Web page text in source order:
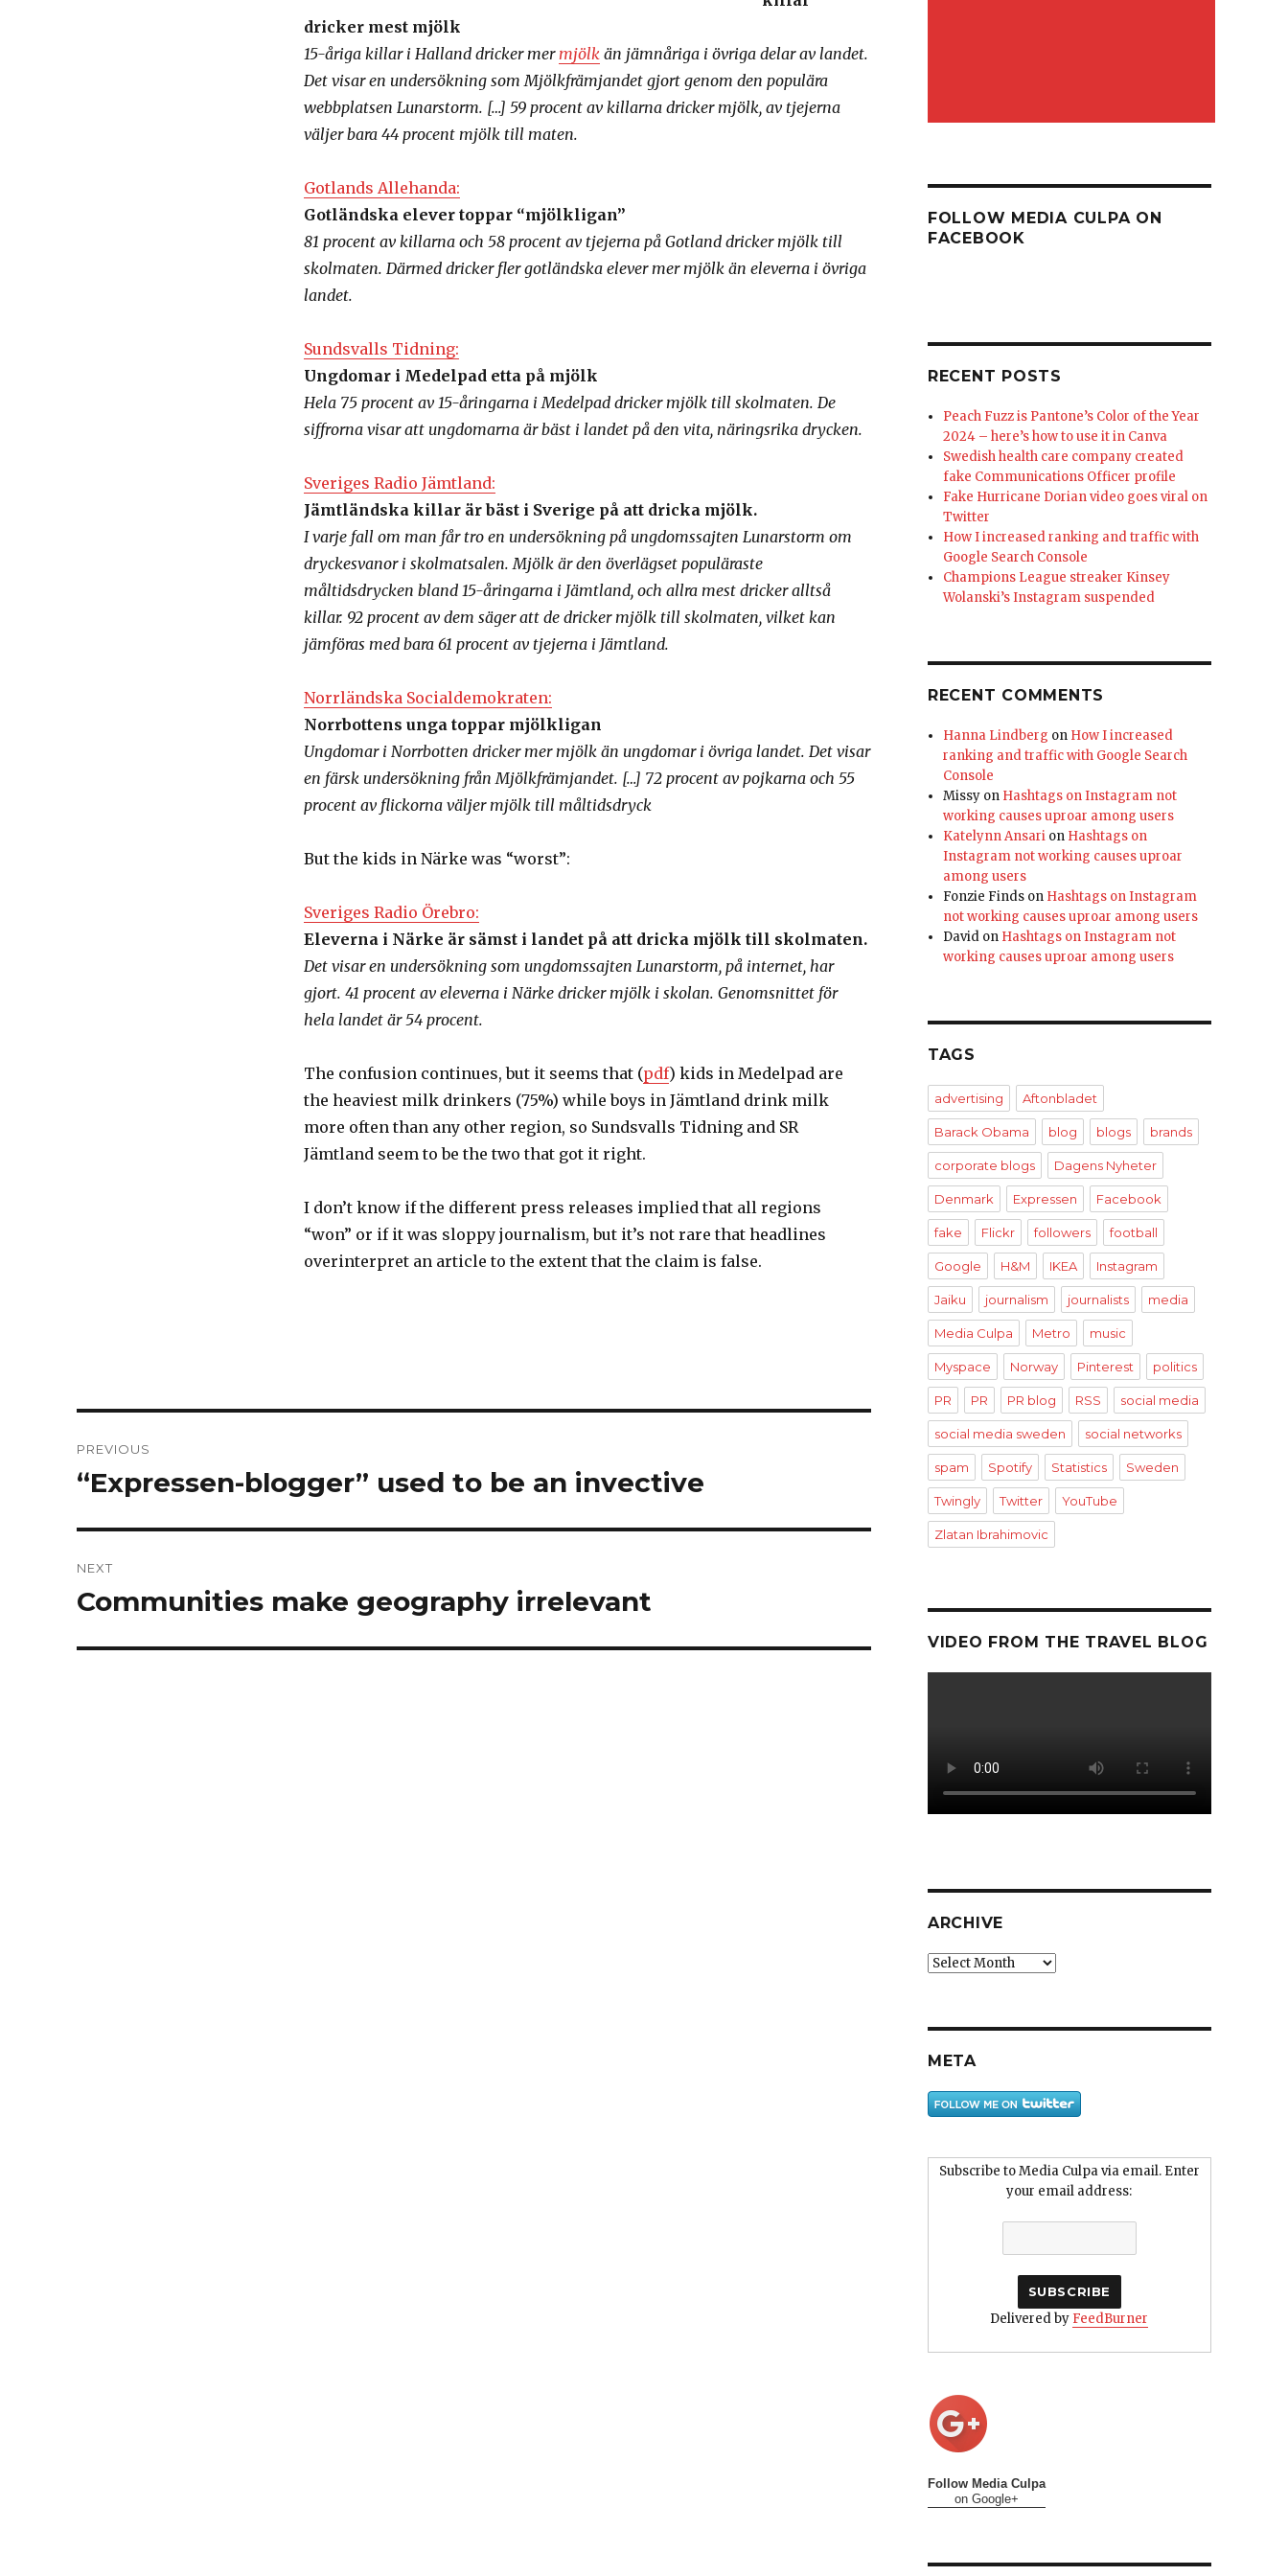
dricker mest mjölk
15-åriga killar i Halland dricker mermjölkän jämnåriga i övriga delar av landet.
Det visar en undersökning som Mjölkfrämjandet gjort genom den populära
webbplatsen Lunarstorm. […] 59 procent av killarna dricker mjölk, av tjejerna
väljer bara 44 procent mjölk till maten.
Gotlands Allehanda:
Gotländska elever toppar “mjölkligan”
81 procent av killarna och 58 procent av tjejerna på Gotland dricker mjölk till
skolmaten. Därmed dricker fler gotländska elever mer mjölk än eleverna i övriga
landet.
Sundsvalls Tidning:
Ungdomar i Medelpad etta på mjölk
Hela 75 procent av 15-åringarna i Medelpad dricker mjölk till skolmaten. De
siffrorna visar att ungdomarna är bäst i landet på den vita, näringsrika drycken.
Sveriges Radio Jämtland:
Jämtländska killar är bäst i Sverige på att dricka mjölk.
I varje fall om man får tro en undersökning på ungdomssajten Lunarstorm om
dryckesvanor i skolmatsalen. Mjölk är den överlägset populäraste
måltidsdrycken bland 15-åringarna i Jämtland, och allra mest dricker alltså
killar. 92 procent av dem säger att de dricker mjölk till skolmaten, vilket kan
jämföras med bara 61 procent av tjejerna i Jämtland.
Norrländska Socialdemokraten:
Norrbottens unga toppar mjölkligan
Ungdomar i Norrbotten dricker mer mjölk än ungdomar i övriga landet. Det visar
en färsk undersökning från Mjölkfrämjandet. […] 72 procent av pojkarna och 55
procent av flickorna väljer mjölk till måltidsdryck
But the kids in Närke was “worst”:
Sveriges Radio Örebro:
Eleverna i Närke är sämst i landet på att dricka mjölk till skolmaten.
Det visar en undersökning som ungdomssajten Lunarstorm, på internet, har
gjort. 41 procent av eleverna i Närke dricker mjölk i skolan. Genomsnittet för
hela landet är 54 procent.
The confusion continues, but it seems that (pdf) kids in Medelpad are
the heaviest milk drinkers (75%) while boys in Jämtland drink milk
more often than any other region, so Sundsvalls Tidning and SR
Jämtland seem to be the two that got it right.
I don’t know if the different press releases implied that all regions
“won” or if it was sloppy journalism, but it’s not rare that headlines
overinterpret an article to the extent that the claim is false.
navigation
PREVIOUS
Previous
“Expressen-blogger” used to be an invective
NEXT
Next
Communities make geography irrelevant
FOLLOW MEDIA CULPA ON
FACEBOOK
RECENT POSTS
Peach Fuzz is Pantone’s Color of the Year
2024 – here’s how to use it in Canva
Swedish health care company created
fake Communications Officer profile
Fake Hurricane Dorian video goes viral on
Twitter
How I increased ranking and traffic with
Google Search Console
Champions League streaker Kinsey
Wolanski’s Instagram suspended
RECENT COMMENTS
Hanna Lindberg on How I increased
ranking and traffic with Google Search
Console
Missy on Hashtags on Instagram not
working causes uproar among users
Katelynn Ansari on Hashtags on
Instagram not working causes uproar
among users
Fonzie Finds on Hashtags on Instagram
not working causes uproar among users
David on Hashtags on Instagram not
working causes uproar among users
TAGS
advertising Aftonbladet
Barack Obama blog blogs brands
corporate blogs Dagens Nyheter
Denmark Expressen Facebook
fake Flickr followers football
Google H&M IKEA Instagram
Jaiku journalism journalists media
Media Culpa Metro music
Myspace Norway Pinterest politics
PR PR PR blog RSS social media
social media sweden social networks
spam Spotify Statistics Sweden
Twingly Twitter YouTube
Zlatan Ibrahimovic
VIDEO FROM THE TRAVEL BLOG
ARCHIVE
Archive
META
Subscribe to Media Culpa via email. Enter
your email address:
Delivered by FeedBurner
Follow Media Culpa
on Google+